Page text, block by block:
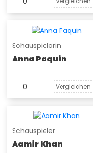
Schauspielerin
Anna Paquin
0 Vergleichen
Schauspieler
Aamir Khan